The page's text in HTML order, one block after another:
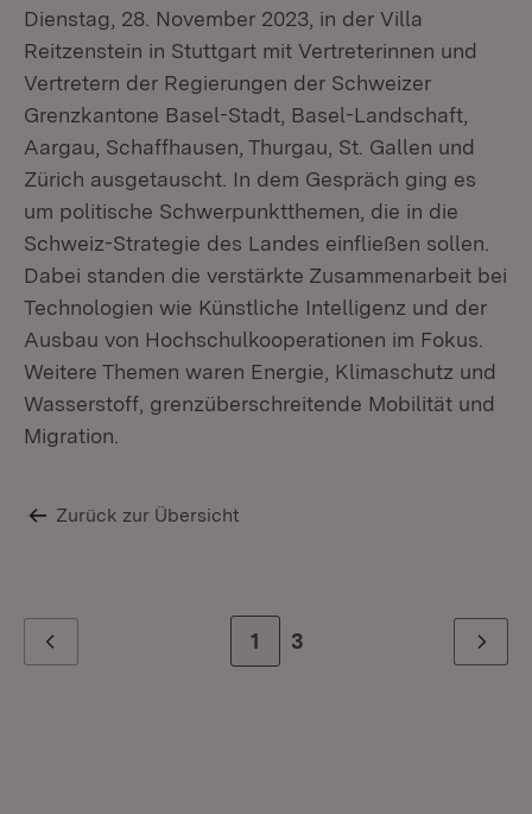
Dienstag, 28. November 2023, in der Villa
Reitzenstein in Stuttgart mit Vertreterinnen und
Vertretern der Regierungen der Schweizer
Grenzkantone Basel-Stadt, Basel-Landschaft,
Aargau, Schaffhausen, Thurgau, St. Gallen und
Zürich ausgetauscht. In dem Gespräch ging es
um politische Schwerpunktthemen, die in die
Schweiz-Strategie des Landes einfließen sollen.
Dabei standen die verstärkte Zusammenarbeit bei
Technologien wie Künstliche Intelligenz und der
Ausbau von Hochschulkooperationen im Fokus.
Weitere Themen waren Energie, Klimaschutz und
Wasserstoff, grenzüberschreitende Mobilität und
Migration.
Zurück zur Übersicht
Zur Seite
1 Zur letzten Seite
3 Weiter